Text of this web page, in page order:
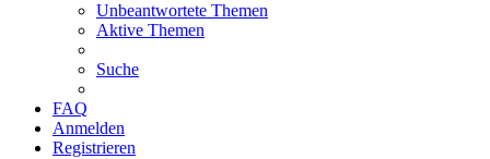
Unbeantwortete Themen
Aktive Themen
Suche
FAQ
Anmelden
Registrieren